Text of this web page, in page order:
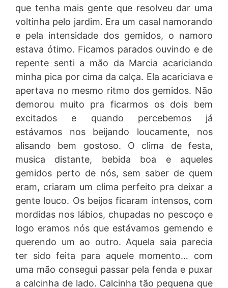
que tenha mais gente que resolveu dar uma
voltinha pelo jardim. Era um casal namorando
e pela intensidade dos gemidos, o namoro
estava ótimo. Ficamos parados ouvindo e de
repente senti a mão da Marcia acariciando
minha pica por cima da calça. Ela acariciava e
apertava no mesmo ritmo dos gemidos. Não
demorou muito pra ficarmos os dois bem
excitados e quando percebemos já
estávamos nos beijando loucamente, nos
alisando bem gostoso. O clima de festa,
musica distante, bebida boa e aqueles
gemidos perto de nós, sem saber de quem
eram, criaram um clima perfeito pra deixar a
gente louco. Os beijos ficaram intensos, com
mordidas nos lábios, chupadas no pescoço e
logo eramos nós que estávamos gemendo e
querendo um ao outro. Aquela saia parecia
ter sido feita para aquele momento… com
uma mão consegui passar pela fenda e puxar
a calcinha de lado. Calcinha tão pequena que